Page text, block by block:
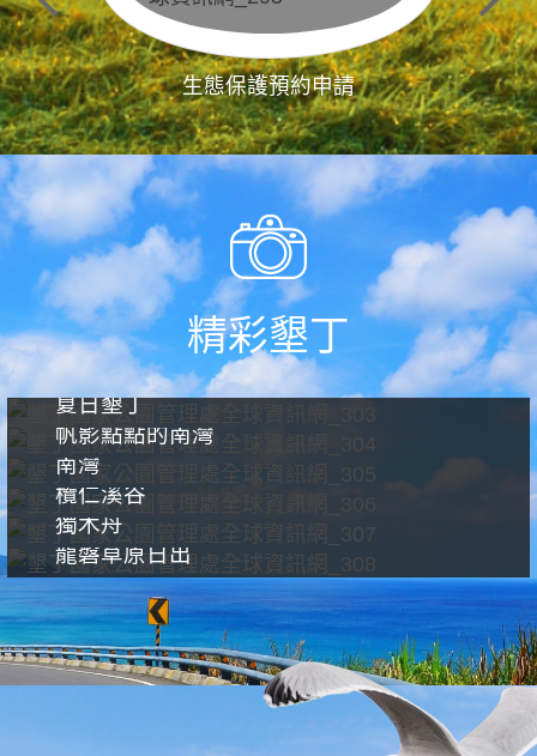
生態保護預約申請
精彩墾丁
夏日墾丁
帆影點點的南灣
南灣
欖仁溪谷
獨木舟
龍磐草原日出